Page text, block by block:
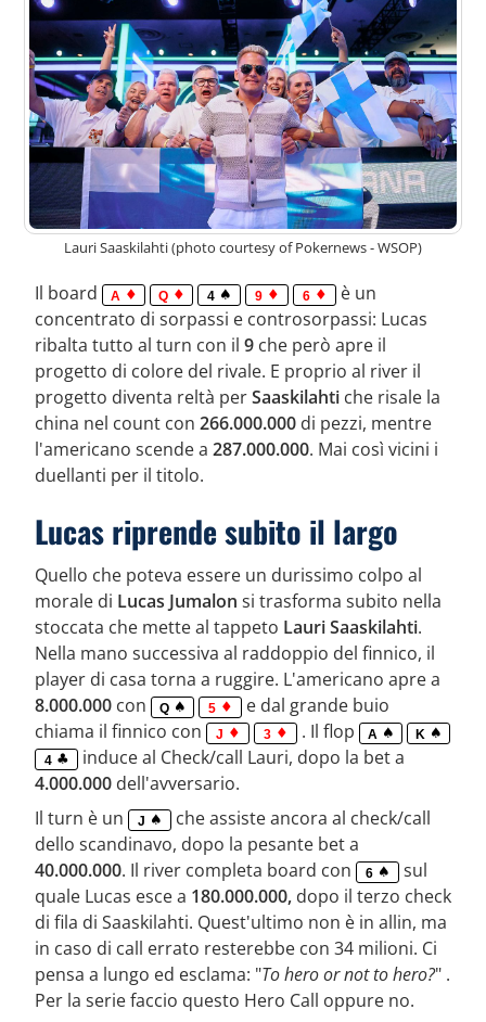
Lauri Saaskilahti (photo courtesy of Pokernews - WSOP)
Il board A Q 4 9 6
è un
concentrato di sorpassi e controsorpassi: Lucas
ribalta tutto al turn con il 9 che però apre il
progetto di colore del rivale. E proprio al river il
progetto diventa reltà perSaaskilahti che risale la
china nel count con 266.000.000 di pezzi, mentre
l'americano scende a 287.000.000. Mai così vicini i
duellanti per il titolo.
Lucas riprende subito il largo
Quello che poteva essere un durissimo colpo al
morale di Lucas Jumalon si trasforma subito nella
stoccata che mette al tappeto Lauri Saaskilahti.
Nella mano successiva al raddoppio del finnico, il
player di casa torna a ruggire. L'americano apre a
8.000.000 con Q 5
e dal grande buio
chiama il finnico con
J 3 . Il flop A
K
4
induce al Check/call Lauri, dopo la bet a
4.000.000 dell'avversario.
Il turn è un
J
che assiste ancora al check/call
dello scandinavo, dopo la pesante bet a
40.000.000. Il river completa board con 6
sul
quale Lucas esce a 180.000.000, dopo il terzo check
di fila di Saaskilahti. Quest'ultimo non è in allin, ma
in caso di call errato resterebbe con 34 milioni. Ci
pensa a lungo ed esclama: "To hero or not to hero?" .
Per la serie faccio questo Hero Call oppure no.